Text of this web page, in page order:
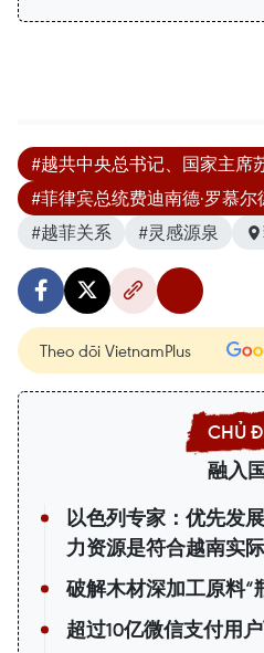
#越共中央总书记、国家主席
#菲律宾总统费迪南德·罗慕尔
#越菲关系
#灵感源泉
Theo dõi VietnamPlus
融入
以色列专家：优先发
力资源是符合越南实
破解木材深加工原料“
超过10亿微信支付用